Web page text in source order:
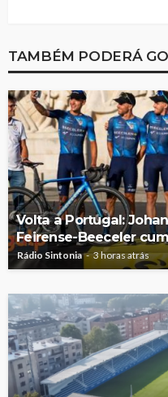
TAMBÉM PODERÁ
Volta a Portugal:
Feirense-Beeceler
Rádio Sintonia 3 horas atrás